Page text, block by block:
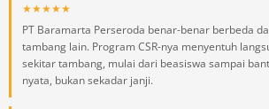
★★★★★
PT Baramarta Perseroda benar-benar berbeda
tambang lain. Program CSR-nya menyentuh
sekitar tambang, mulai dari beasiswa sampai
nyata, bukan sekadar janji.